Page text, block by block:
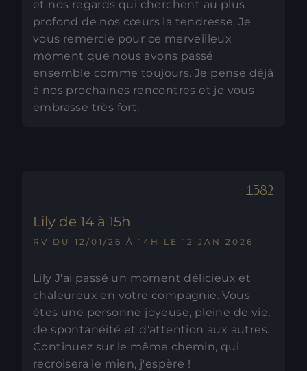
et nos regards qui cherchent au plus
profond de nos cœurs la tendresse. Je
vous remercie pour ce merveilleux
moment que nous avons passé
ensemble comme toujours. Je pense déjà
à nos prochaines rencontres et je vous
embrasse très fort.
Lily de 14 à 15h
RV DU 12/01/26 À 14H LE 12 JAN 2026
Lily J'ai passé un moment délicieux et
chaleureux en votre compagnie. Vous
êtes une personne joyeuse, pleine de vie,
de spontanéité et d'attention aux autres.
Continuez sur le même chemin, qui
recroisera le mien, j'espère !